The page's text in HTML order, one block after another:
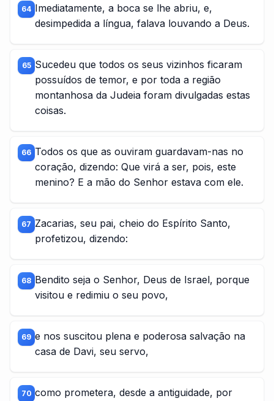
64 Imediatamente, a boca se lhe abriu, e,
desimpedida a língua, falava louvando a Deus.
65 Sucedeu que todos os seus vizinhos ficaram
possuídos de temor, e por toda a região
montanhosa da Judeia foram divulgadas estas
coisas.
66 Todos os que as ouviram guardavam-nas no
coração, dizendo: Que virá a ser, pois, este
menino? E a mão do Senhor estava com ele.
67 Zacarias, seu pai, cheio do Espírito Santo,
profetizou, dizendo:
68 Bendito seja o Senhor, Deus de Israel, porque
visitou e redimiu o seu povo,
69 e nos suscitou plena e poderosa salvação na
casa de Davi, seu servo,
70 como prometera, desde a antiguidade, por